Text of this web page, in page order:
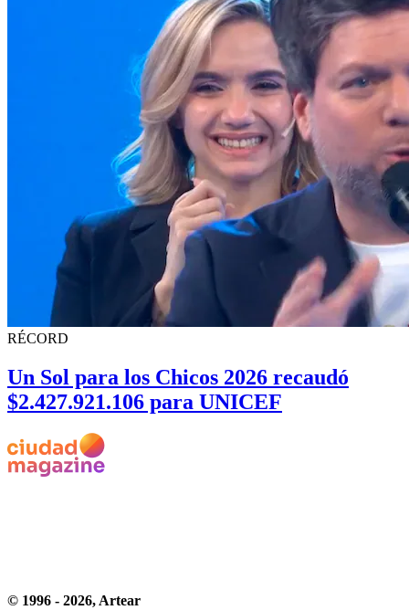
RÉCORD
Un Sol para los Chicos 2026 recaudó
$2.427.921.106 para UNICEF
© 1996 - 2026, Artear